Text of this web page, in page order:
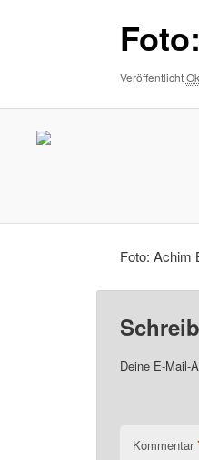
Veröffentlicht
Foto: Achim
Deine E-Mail-
Kommentar